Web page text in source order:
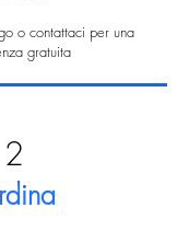
o contattaci per una
gratuita
2